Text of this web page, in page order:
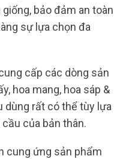
bảo đảm an toàn
sự lựa chọn đa
cấp các dòng sản
hoa mang, hoa sáp &
dùng rất có thể tùy lựa
của bản thân.
cung ứng sản phẩm